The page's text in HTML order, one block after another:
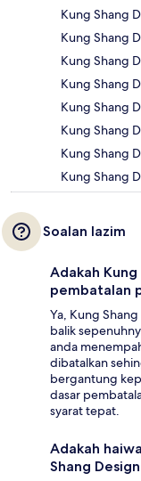
Kung Shang
Kung Shang
Kung Shang
Kung Shang
Kung Shang
Kung Shang
Kung Shang
Kung Shang
Soalan lazim
Adakah
pembatalan
Ya, Kung
balik
anda
dibatalkan
bergantung
dasar
syarat tepat.
Adakah
Shang